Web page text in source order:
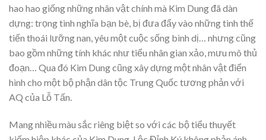
hao hao giống những nhân vật chính mà Kim Dung đã dàn
dựng: trọng tình nghĩa bạn bè, bị đưa đẩy vào những tình thế
tiến thoái lưỡng nan, yêu một cuộc sống bình dị… nhưng cũng
bao gồm những tính khác như tiểu nhân gian xảo, mưu mô thủ
đoạn… Qua đó Kim Dung cũng xây dựng một nhân vật điển
hình cho một bộ phận dân tộc Trung Quốc tương phản với
AQ của Lỗ Tấn.
Mang nhiều màu sắc riêng biệt so với các bộ tiểu thuyết